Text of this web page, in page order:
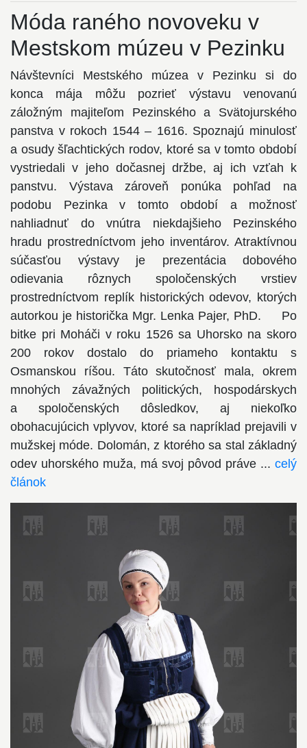
Móda raného novoveku v
Mestskom múzeu v Pezinku
Návštevníci Mestského múzea v Pezinku si do
konca mája môžu pozrieť výstavu venovanú
záložným majiteľom Pezinského a Svätojurského
panstva v rokoch 1544 – 1616. Spoznajú minulosť
a osudy šľachtických rodov, ktoré sa v tomto období
vystriedali v jeho dočasnej držbe, aj ich vzťah k
panstvu. Výstava zároveň ponúka pohľad na
podobu Pezinka v tomto období a možnosť
nahliadnuť do vnútra niekdajšieho Pezinského
hradu prostredníctvom jeho inventárov. Atraktívnou
súčasťou výstavy je prezentácia dobového
odievania rôznych spoločenských vrstiev
prostredníctvom replík historických odevov, ktorých
autorkou je historička Mgr. Lenka Pajer, PhD. Po
bitke pri Moháči v roku 1526 sa Uhorsko na skoro
200 rokov dostalo do priameho kontaktu s
Osmanskou ríšou. Táto skutočnosť mala, okrem
mnohých závažných politických, hospodárskych
a spoločenských dôsledkov, aj niekoľko
obohacujúcich vplyvov, ktoré sa napríklad prejavili v
mužskej móde. Dolomán, z ktorého sa stal základný
odev uhorského muža, má svoj pôvod práve ... celý
článok